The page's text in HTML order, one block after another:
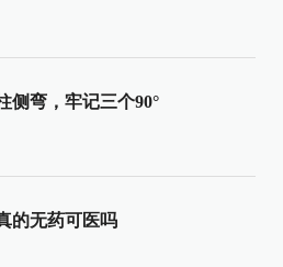
侧弯，牢记三个90°
的无药可医吗